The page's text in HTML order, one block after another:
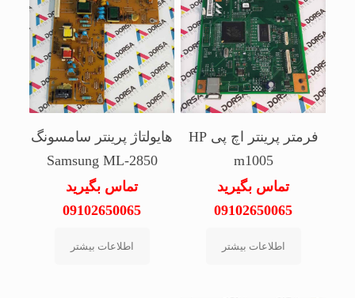
فرمتر پرینتر اچ پی HP
m1005
تماس بگیرید
09102650065
اطلاعات بیشتر
هایولتاژ پرینتر سامسونگ
Samsung ML-2850
تماس بگیرید
09102650065
اطلاعات بیشتر